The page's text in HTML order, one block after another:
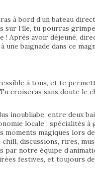
à bord d’un bateau
l’île, tu pourras
Après avoir déjeuné,
baignade dans ce
à tous, et te
croiseras sans doute le
entre deux
locale : spécialités
moments magiques lors
discussions, rires,
notre équipe
festives, et toujours